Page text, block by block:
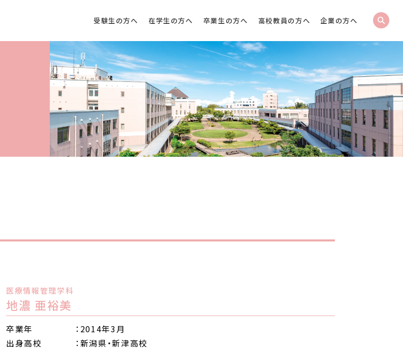
受験生の方へ 在学生の方へ 卒業生の方へ 高校教員の方へ 企業の方へ
医療情報管理学科
地濃 亜裕美
卒業年
：2014年3月
出身高校
：新潟県・新津高校